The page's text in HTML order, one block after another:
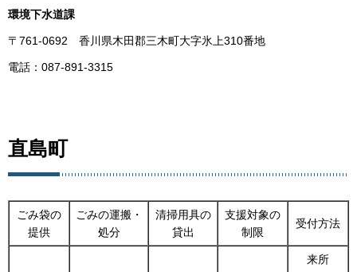
環境下水道課
〒761-0692 香川県木田郡三木町大字氷上310番地
電話：087-891-3315
直島町
ごみ袋の
提供
ごみの運搬・
処分
清掃用具の
貸出
支援対象の
制限
受付方法
来所